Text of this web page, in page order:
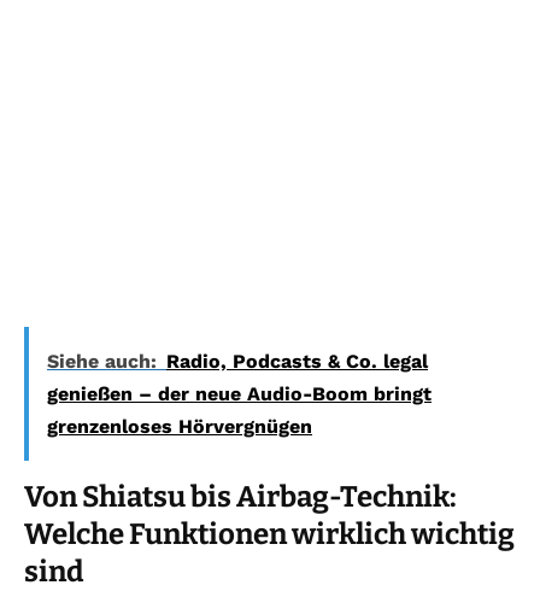
Siehe auch: Radio, Podcasts & Co. legal
genießen – der neue Audio-Boom bringt
grenzenloses Hörvergnügen
Von Shiatsu bis Airbag-Technik:
Welche Funktionen wirklich wichtig
sind